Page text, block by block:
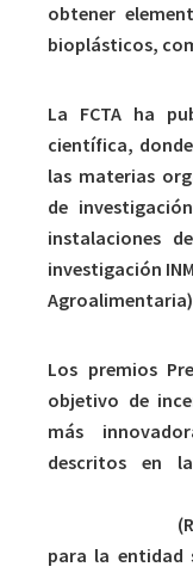
obtener
bioplásticos,
La FCTA ha
científica,
las materias
de
instalaciones
investigación
Agroalimentaria)
Los premios
objetivo de
más
descritos en
para la entidad